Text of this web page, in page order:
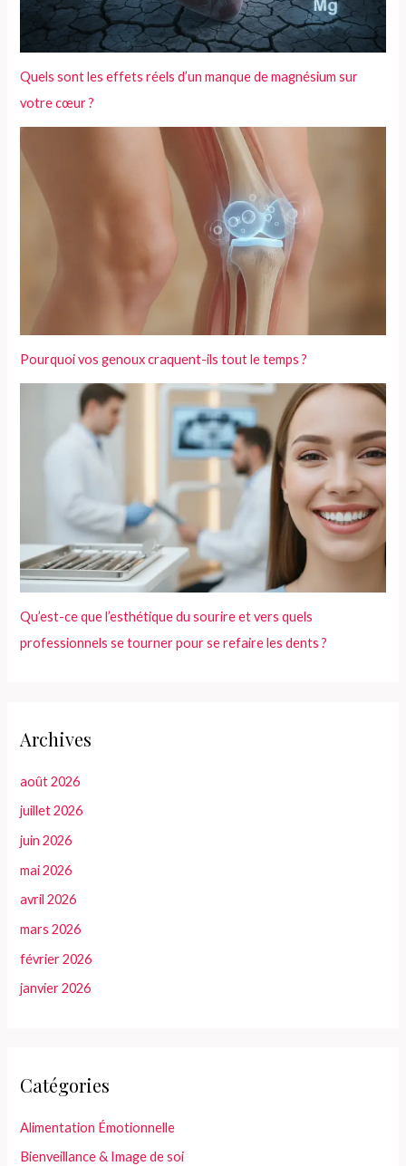
Quels sont les effets réels d’un manque de magnésium sur
votre cœur ?
Pourquoi vos genoux craquent-ils tout le temps ?
Qu’est-ce que l’esthétique du sourire et vers quels
professionnels se tourner pour se refaire les dents ?
Archives
août 2026
juillet 2026
juin 2026
mai 2026
avril 2026
mars 2026
février 2026
janvier 2026
Catégories
Alimentation Émotionnelle
Bienveillance & Image de soi